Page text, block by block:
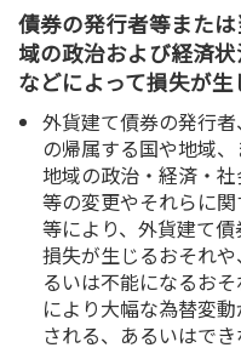
債券の発行者等また
域の政治および経済
などによって損失が生
外貨建て債券の発行
の帰属する国や地域
地域の政治・経済・
等の変更やそれらに
等により、外貨建て
損失が生じるおそれ
るいは不能になるお
により大幅な為替変
される、あるいはでき